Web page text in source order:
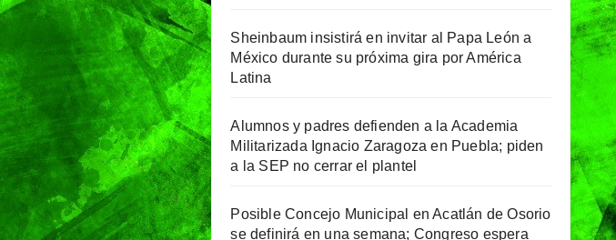
Sheinbaum insistirá en invitar al Papa León a
México durante su próxima gira por América
Latina
Alumnos y padres defienden a la Academia
Militarizada Ignacio Zaragoza en Puebla; piden
a la SEP no cerrar el plantel
Posible Concejo Municipal en Acatlán de Osorio
se definirá en una semana; Congreso espera